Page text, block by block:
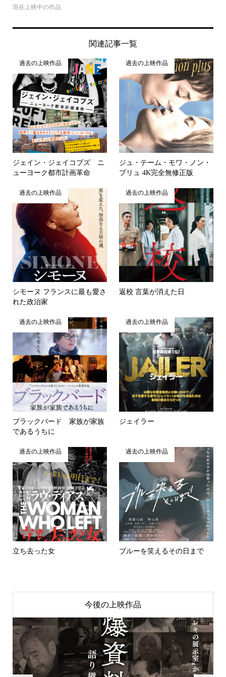
現在上映中の作品
関連記事一覧
過去の上映作品
ジェイン・ジェイコブズ ニ
ューヨーク都市計画革命
過去の上映作品
ジュ・テーム・モワ・ノン・
プリュ 4K完全無修正版
過去の上映作品
シモーヌ フランスに最も愛さ
れた政治家
過去の上映作品
返校 言葉が消えた日
過去の上映作品
ブラックバード 家族が家族
であるうちに
過去の上映作品
ジェイラー
過去の上映作品
立ち去った女
過去の上映作品
ブルーを笑えるその日まで
今後の上映作品